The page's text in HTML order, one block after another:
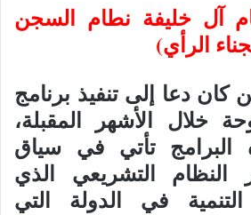
آل خليفة نطام السجن
الرأي)
كان دعا إلى تنفيذ برنامج
خلال الأشهر المقبلة،
تأتي في سياق
النظام التشريعي الذي
في الدولة التي